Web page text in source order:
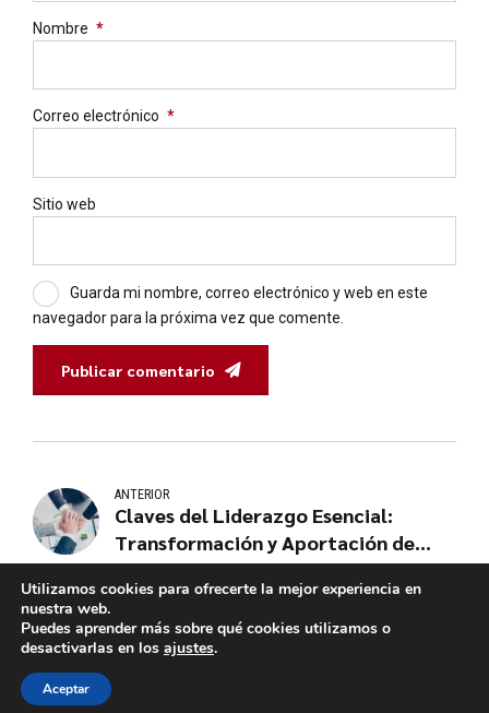
Nombre *
Correo electrónico *
Sitio web
Guarda mi nombre, correo electrónico y web en este
navegador para la próxima vez que comente.
Publicar comentario
ANTERIOR
Claves del Liderazgo Esencial:
Transformación y Aportación de
Valor
Utilizamos cookies para ofrecerte la mejor experiencia en
nuestra web.
Puedes aprender más sobre qué cookies utilizamos o
desactivarlas en los ajustes.
Aceptar